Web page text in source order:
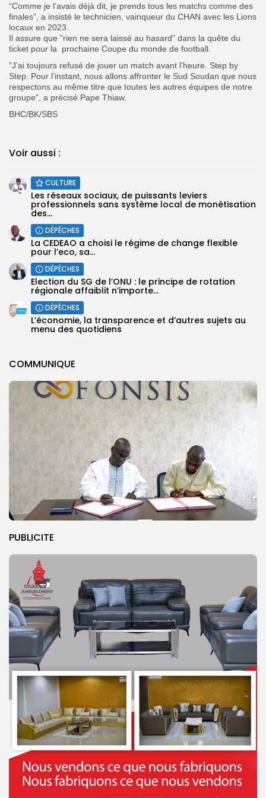
COMMUNIQUE
PUBLICITE
“Comme je l’avais déjà dit, je prends tous les matchs comme des
finales”, a insisté le technicien, vainqueur du CHAN avec les Lions
locaux en 2023.
Il assure que ”rien ne sera laissé au hasard” dans la quête du
ticket pour la prochaine Coupe du monde de football.
”J’ai toujours refusé de jouer un match avant l’heure. Step by
Step. Pour l’instant, nous allons affronter le Sud Soudan que nous
respectons au même titre que toutes les autres équipes de notre
groupe”, a précisé Pape Thiaw.
BHC/BK/SBS
Voir aussi :
CULTURE
Les réseaux sociaux, de puissants leviers
professionnels sans système local de monétisation
des...
DÉPÊCHES
La CEDEAO a choisi le régime de change flexible
pour l’eco, sa...
DÉPÊCHES
Election du SG de l’ONU : le principe de rotation
régionale affaiblit n’importe...
DÉPÊCHES
L’économie, la transparence et d’autres sujets au
menu des quotidiens